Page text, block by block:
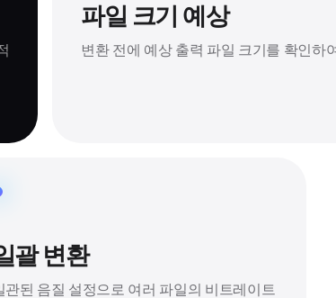
파일 크기 예상
변환 전에 예상 출력 파일 크기를 확인하
괄 변환
관된 음질 설정으로 여러 파일의 비트레이트